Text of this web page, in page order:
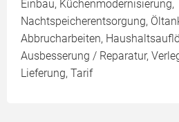
Einbau, Küchenmodernisierung,
Nachtspeicherentsorgung,
Abbrucharbeiten,
Ausbesserung / Reparatur,
Lieferung, Tarif